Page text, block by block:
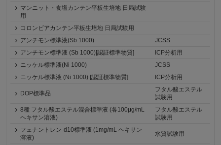
マンニット・食塩カンテン平板生培地 日局試験
用
コロンビアカンテン平板生培地 日局試験用
アンチモン標準液(Sb 1000)
JCSS
アンチモン標準液 (Sb 1000)[認証標準物質]
ICP分析用
ニッケル標準液(Ni 1000)
JCSS
ニッケル標準液 (Ni 1000) [認証標準物質]
ICP分析用
DOP標準品
フタル酸エステル
試験用
8種 フタル酸エステル混合標準液 (各100μg/mL
ヘキサン溶液)
フタル酸エステル
試験用
フェナントレン-d10標準液 (1mg/mL ヘキサン
溶液)
水質試験用